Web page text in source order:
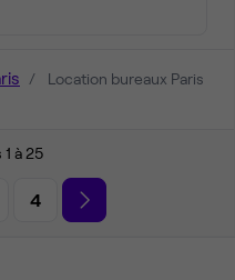
Location bureaux Paris
à 25
4